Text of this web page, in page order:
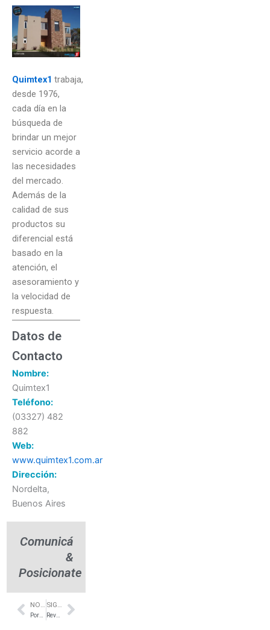
Quimtex1 trabaja,
desde 1976,
cada día en la
búsqueda de
brindar un mejor
servicio acorde a
las necesidades
del mercado.
Además de la
calidad de sus
productos su
diferencial está
basado en la
atención, el
asesoramiento y
la velocidad de
respuesta.
Datos de
Contacto
Nombre:
Quimtex1
Teléfono:
(03327) 482
882
Web:
www.quimtex1.com.ar
Dirección:
Nordelta,
Buenos Aires
Comunicá
&
Posicionate
Prev Next